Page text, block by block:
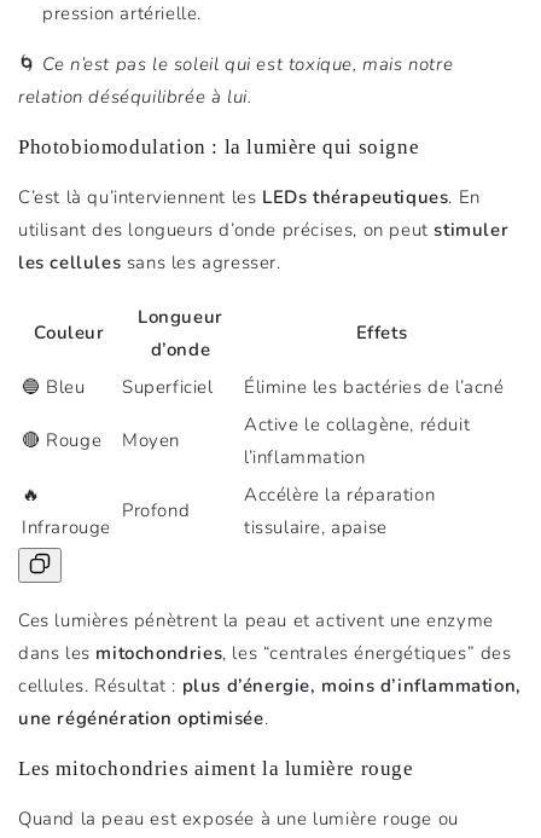
pression artérielle.
🌀 Ce n’est pas le soleil qui est toxique, mais notre
relation déséquilibrée à lui.
Photobiomodulation : la lumière qui soigne
C’est là qu’interviennent les LEDs thérapeutiques. En
utilisant des longueurs d’onde précises, on peutstimuler
les cellules sans les agresser.
Couleur
Longueur
d’onde
Effets
🔵 Bleu Superficiel Élimine les bactéries de l’acné
🔴 Rouge Moyen
Active le collagène, réduit
l’inflammation
🔥
Infrarouge
Profond
Accélère la réparation
tissulaire, apaise
Ces lumières pénètrent la peau et activent une enzyme
dans les mitochondries, les “centrales énergétiques” des
cellules. Résultat : plus d’énergie, moins d’inflammation,
une régénération optimisée.
Les mitochondries aiment la lumière rouge
Quand la peau est exposée à une lumière rouge ou